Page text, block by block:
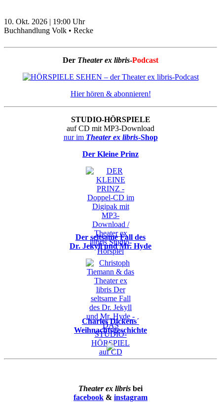
10. Okt. 2026 | 19:00 Uhr
Buchhandlung Volk • Recke
Der Theater ex libris-Podcast
Hier hören & abonnieren!
STUDIO-HÖRSPIELE
auf CD mit MP3-Download
nur imTheater ex libris-Shop
Der Kleine Prinz
Der seltsame Fall des
Dr. Jekyll und Mr. Hyde
Charles Dickens´
Weihnachtsgeschichte
Theater ex libris bei
facebook & instagram